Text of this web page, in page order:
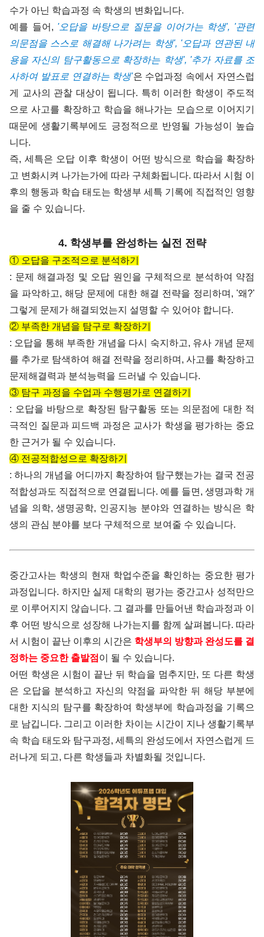
수가 아닌 학습과정 속 학생의 변화입니다.
예를 들어, '오답을 바탕으로 질문을 이어가는 학생', '관련
의문점을 스스로 해결해 나가려는 학생', '오답과 연관된 내
용을 자신의 탐구활동으로 확장하는 학생', '추가 자료를 조
사하여 발표로 연결하는 학생'은 수업과정 속에서 자연스럽
게 교사의 관찰 대상이 됩니다. 특히 이러한 학생이 주도적
으로 사고를 확장하고 학습을 해나가는 모습으로 이어지기
때문에 생활기록부에도 긍정적으로 반영될 가능성이 높습
니다.
즉, 세특은 오답 이후 학생이 어떤 방식으로 학습을 확장하
고 변화시켜 나가는가에 따라 구체화됩니다. 따라서 시험 이
후의 행동과 학습 태도는 학생부 세특 기록에 직접적인 영향
을 줄 수 있습니다.
4. 학생부를 완성하는 실전 전략
① 오답을 구조적으로 분석하기
: 문제 해결과정 및 오답 원인을 구체적으로 분석하여 약점
을 파악하고, 해당 문제에 대한 해결 전략을 정리하며, '왜?'
그렇게 문제가 해결되었는지 설명할 수 있어야 합니다.
② 부족한 개념을 탐구로 확장하기
: 오답을 통해 부족한 개념을 다시 숙지하고, 유사 개념 문제
를 추가로 탐색하여 해결 전략을 정리하며, 사고를 확장하고
문제해결력과 분석능력을 드러낼 수 있습니다.
③ 탐구 과정을 수업과 수행평가로 연결하기
: 오답을 바탕으로 확장된 탐구활동 또는 의문점에 대한 적
극적인 질문과 피드백 과정은 교사가 학생을 평가하는 중요
한 근거가 될 수 있습니다.
④ 전공적합성으로 확장하기
: 하나의 개념을 어디까지 확장하여 탐구했는가는 결국 전공
적합성과도 직접적으로 연결됩니다. 예를 들면, 생명과학 개
념을 의학, 생명공학, 인공지능 분야와 연결하는 방식은 학
생의 관심 분야를 보다 구체적으로 보여줄 수 있습니다.
중간고사는 학생의 현재 학업수준을 확인하는 중요한 평가
과정입니다. 하지만 실제 대학의 평가는 중간고사 성적만으
로 이루어지지 않습니다. 그 결과를 만들어낸 학습과정과 이
후 어떤 방식으로 성장해 나가는지를 함께 살펴봅니다. 따라
서 시험이 끝난 이후의 시간은 학생부의 방향과 완성도를 결
정하는 중요한 출발점 이 될 수 있습니다.
어떤 학생은 시험이 끝난 뒤 학습을 멈추지만, 또 다른 학생
은 오답을 분석하고 자신의 약점을 파악한 뒤 해당 부분에
대한 지식의 탐구를 확장하여 학생부에 학습과정을 기록으
로 남깁니다. 그리고 이러한 차이는 시간이 지나 생활기록부
속 학습 태도와 탐구과정, 세특의 완성도에서 자연스럽게 드
러나게 되고, 다른 학생들과 차별화될 것입니다.